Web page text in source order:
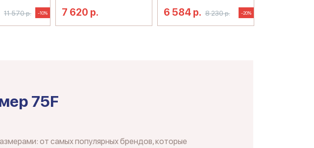
11 570 р. -10% 7 620 р. 6 584 р. 8 230 р. -20%
75F
от самых популярных брендов, которые